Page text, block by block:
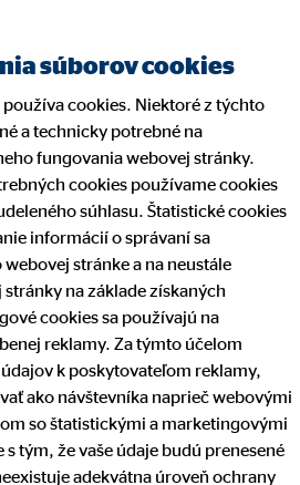
súborov cookies
cookies. Niektoré z týchto
a technicky potrebné na
fungovania webovej stránky.
cookies používame cookies
súhlasu. Štatistické cookies
informácií o správaní sa
stránke a na neustále
na základe získaných
cookies sa používajú na
reklamy. Za týmto účelom
k poskytovateľom reklamy,
ako návštevníka naprieč webovými
so štatistickými a marketingovými
tým, že vaše údaje budú prenesené
adekvátna úroveň ochrany